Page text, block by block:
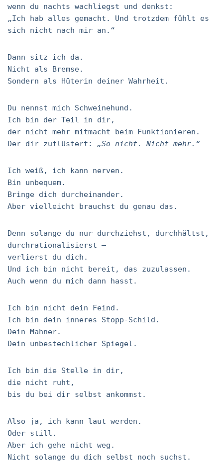
wenn du nachts wachliegst und denkst:
„Ich hab alles gemacht. Und trotzdem fühlt es
sich nicht nach mir an.“
Dann sitz ich da.
Nicht als Bremse.
Sondern als Hüterin deiner Wahrheit.
Du nennst mich Schweinehund.
Ich bin der Teil in dir,
der nicht mehr mitmacht beim Funktionieren.
Der dir zuflüstert: „So nicht. Nicht mehr.“
Ich weiß, ich kann nerven.
Bin unbequem.
Bringe dich durcheinander.
Aber vielleicht brauchst du genau das.
Denn solange du nur durchziehst, durchhältst,
durchrationalisierst –
verlierst du dich.
Und ich bin nicht bereit, das zuzulassen.
Auch wenn du mich dann hasst.
Ich bin nicht dein Feind.
Ich bin dein inneres Stopp-Schild.
Dein Mahner.
Dein unbestechlicher Spiegel.
Ich bin die Stelle in dir,
die nicht ruht,
bis du bei dir selbst ankommst.
Also ja, ich kann laut werden.
Oder still.
Aber ich gehe nicht weg.
Nicht solange du dich selbst noch suchst.